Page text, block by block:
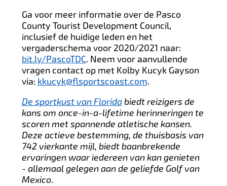
Ga voor meer informatie over de Pasco
County Tourist Development Council,
inclusief de huidige leden en het
vergaderschema voor 2020/2021 naar:
bit.ly/PascoTDC. Neem voor aanvullende
vragen contact op met Kolby Kucyk Gayson
via: kkucyk@flsportscoast.com.
De sportkust van Floridabiedt reizigers de
kans om once-in-a-lifetime herinneringen te
scoren met spannende atletische kansen.
Deze actieve bestemming, de thuisbasis van
742 vierkante mijl, biedt baanbrekende
ervaringen waar iedereen van kan genieten
- allemaal gelegen aan de geliefde Golf van
Mexico.